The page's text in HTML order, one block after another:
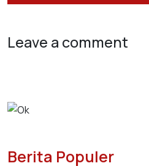
Leave a comment
Berita Populer